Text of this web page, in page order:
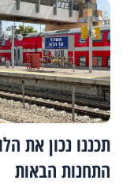
תכננו נכון את
התחנות הבאות